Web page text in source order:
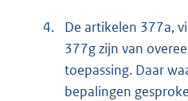
4.
De artikelen 377a,
377g zijn van
toepassing. Daar
bepalingen